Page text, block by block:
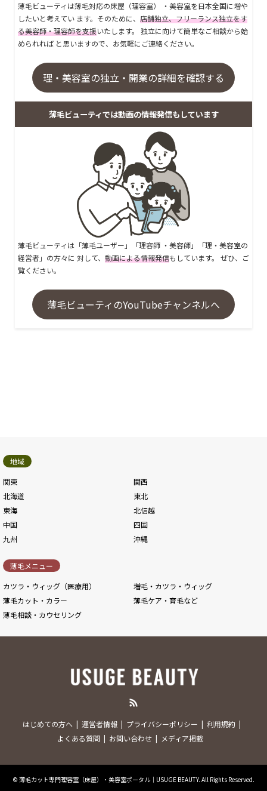
薄毛ビューティは薄毛対応の床屋（理容室） ・美容室を日本全国に増や
したいと考えてい ます。そのために、 店舗独立、フリーランス独立をす
る美容師・理容師を支援いたします。 独立に向けて簡単なご相談から始
められれば と思いますので、お気軽にご連絡ください。
理・美容室の独立・開業の詳細を確認する
薄毛ビューティでは動画の情報発信もしています
薄毛ビューティは「薄毛ユーザー」「理容師 ・美容師」「理・美容室の
経営者」の方々に 対して、 動画による情報発信もしています。 ぜひ、ご
覧ください。
薄毛ビューティのYouTubeチャンネルへ
地域
関東
関西
北海道
東北
東海
北信越
中国
四国
九州
沖縄
薄毛メニュー
カツラ・ウィッグ（医療用）
増毛・カツラ・ウィッグ
薄毛カット・カラー
薄毛ケア・育毛など
薄毛相談・カウセリング
はじめての方へ 運営者情報 プライバシーポリシー
利用規約
よくある質問
お問い合わせ メディア掲載
© 薄毛カット専門理容室（床屋）・美容室ポータル｜USUGE BEAUTY. All Rights Reserved.